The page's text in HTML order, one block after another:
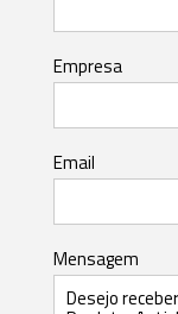
Empresa
Email
Mensagem